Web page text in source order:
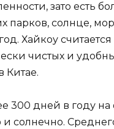
зато есть
парков, солнце,
Хайкоу
чистых и
Китае.
300 дней в году на
и солнечно.